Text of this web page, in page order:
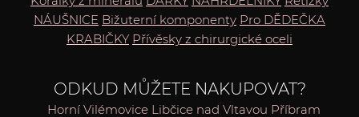
NÁUŠNICE Bižuterní komponenty Pro DĚDEČKA
KRABIČKY Přívěsky z chirurgické oceli
ODKUD MŮŽETE NAKUPOVAT?
Horní Vilémovice Libčice nad Vltavou Příbram